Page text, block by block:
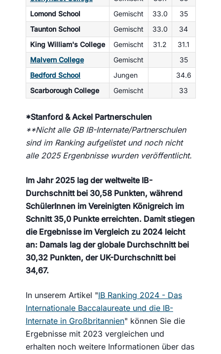
Lomond School
Gemischt 33.0
35
Taunton School
Gemischt 33.0
34
King William's College
Gemischt 31.2
31.1
Malvern College
Gemischt
35
Bedford School
Jungen
34.6
Scarborough College
Gemischt 33
*Stanford & Ackel Partnerschulen
**Nicht alle GB IB-Internate/Partnerschulen
sind im Ranking aufgelistet und noch nicht
alle 2025 Ergenbnisse wurden veröffentlicht.
Im Jahr 2025 lag der weltweite IB-
Durchschnitt bei 30,58 Punkten, während
SchülerInnen im Vereinigten Königreich im
Schnitt 35,0 Punkte erreichten. Damit stiegen
die Ergebnisse im Vergleich zu 2024 leicht
an: Damals lag der globale Durchschnitt bei
30,32 Punkten, der UK-Durchschnitt bei
34,67.
In unserem Artikel "IB Ranking 2024 - Das
Internationale Baccalaureate und die IB-
Internate in Großbritannien" können Sie die
Ergebnisse mit 2023 vergleichen und
erhalten noch weitere Informationen über das